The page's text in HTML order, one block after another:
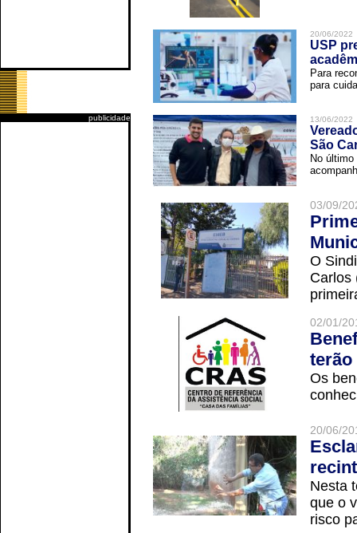
publicidade
20/06/2022
USP
Para
para
13/06/2022
São
No
03/09/
O
Carlos
02/01/
terão
Os
20/06/
Nesta
que o
risco